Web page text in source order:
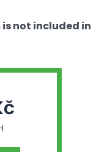
not included in